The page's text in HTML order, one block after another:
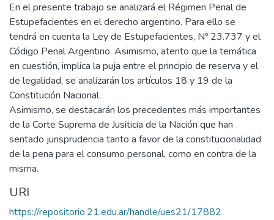
En el presente trabajo se analizará el Régimen Penal de
Estupefacientes en el derecho argentino. Para ello se
tendrá en cuenta la Ley de Estupefacientes, Nº 23.737 y el
Código Penal Argentino. Asimismo, atento que la temática
en cuestión, implica la puja entre el principio de reserva y el
de legalidad, se analizarán los artículos 18 y 19 de la
Constitución Nacional.
Asimismo, se destacarán los precedentes más importantes
de la Corte Suprema de Jusiticia de la Nación que han
sentado jurisprudencia tanto a favor de la constitucionalidad
de la pena para el consumo personal, como en contra de la
misma.
URI
https://repositorio.21.edu.ar/handle/ues21/17882